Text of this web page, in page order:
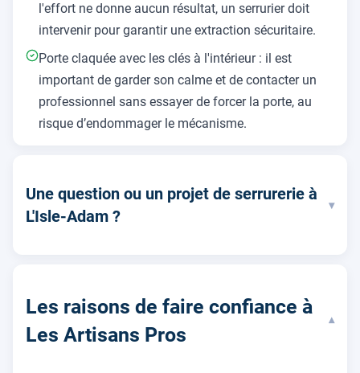
l'effort ne donne aucun résultat, un serrurier doit
intervenir pour garantir une extraction sécuritaire.
Porte claquée avec les clés à l'intérieur : il est
important de garder son calme et de contacter un
professionnel sans essayer de forcer la porte, au
risque d’endommager le mécanisme.
Une question ou un projet de serrurerie à
L'Isle-Adam ?
▾
Les raisons de faire confiance à
Les Artisans Pros
▾